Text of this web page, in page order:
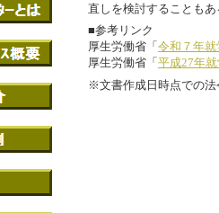
直しを検討することも
■参考リンク
厚生労働省「 令和７年
厚生労働省「 平成27年
※文書作成日時点での法